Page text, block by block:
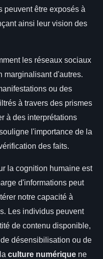
peuvent être exposés à
ainsi leur vision des
les réseaux sociaux
marginalisant d'autres.
ou des
à travers des prismes
à des interprétations
l'importance de la
des faits.
la cognition humaine est
d'informations peut
notre capacité à
Les individus peuvent
de contenu disponible,
désensibilisation ou de
culture numérique ne